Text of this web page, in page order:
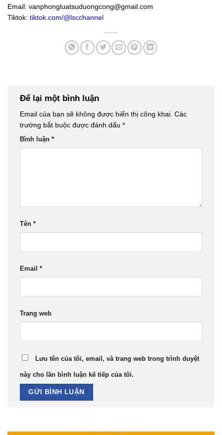
Email: vanphongluatsuduongcong@gmail.com
Tiktok: tiktok.com/@lscchannel
Để lại một bình luận
Email của bạn sẽ không được hiển thị công khai. Các
trường bắt buộc được đánh dấu *
Bình luận *
Tên *
Email *
Trang web
Lưu tên của tôi, email, và trang web trong trình duyệt
này cho lần bình luận kế tiếp của tôi.